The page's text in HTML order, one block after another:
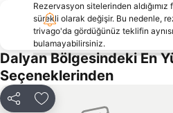
Mersin Limanı
Göcek Club Marina
Atlantis Su Parkı
Ece Saray Marina
Marmaris Otobüs Terminali
Rezervasyon sitelerinden
sürekli olarak değişir. Bu nedenle,
trivago'da gördüğünüz teklifin
bulamayabilirsiniz.
Dalyan Bölgesindeki En
Seçeneklerinden
Paylaş Favorilerime ekle